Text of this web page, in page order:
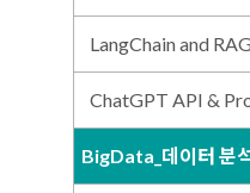
LangChain and
ChatGPT API &
BigData_데이터 분